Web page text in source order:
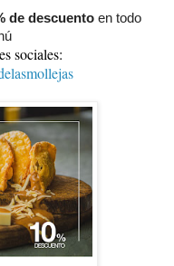
de descuento en todo
sociales: